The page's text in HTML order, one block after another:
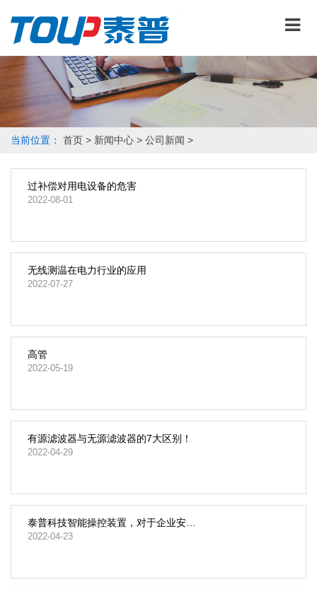
当前位置： 首页 > 新闻中心 > 公司新闻 >
过补偿对用电设备的危害
2022-08-01
无线测温在电力行业的应用
2022-07-27
高管
2022-05-19
有源滤波器与无源滤波器的7大区别！
2022-04-29
2022-04-23